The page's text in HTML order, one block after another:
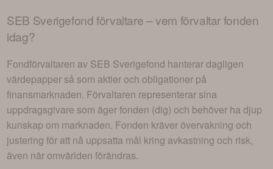
SEB Sverigefondförvaltare – vem förvaltar fonden
idag?
Fondförvaltaren av SEB Sverigefond hanterar dagligen
värdepapper så som aktier och obligationer på
finansmarknaden. Förvaltaren representerar sina
uppdragsgivare som äger fonden (dig) och behöver ha djup
kunskap om marknaden. Fonden kräver övervakning och
justering för att nå uppsatta mål kring avkastning och risk,
även när omvärlden förändras.